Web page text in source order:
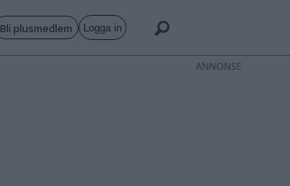
Bli plusmedlem Logga in
ANNONS